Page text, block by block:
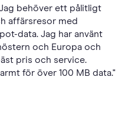
behöver ett pålitligt
affärsresor med
data. Jag har använt
och Europa och
pris och service.
för över 100 MB data."